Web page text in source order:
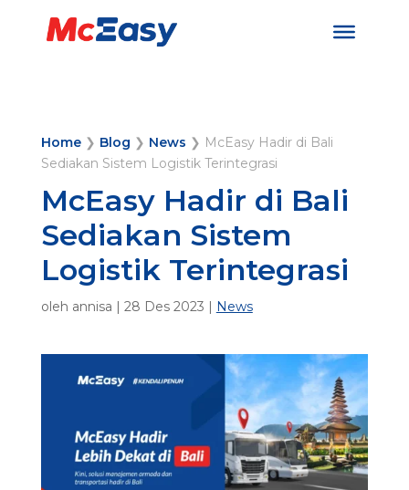
Home❯ Blog ❯ News ❯ McEasy Hadir di Bali
Sediakan Sistem Logistik Terintegrasi
McEasy Hadir di Bali
Sediakan Sistem
Logistik Terintegrasi
oleh annisa | 28 Des 2023 | News